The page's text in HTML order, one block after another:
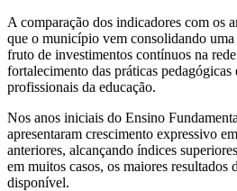
A comparação dos indicadores com os
que o município vem consolidando
fruto de investimentos contínuos na
fortalecimento das práticas
profissionais da educação.
Nos anos iniciais do Ensino
apresentaram crescimento expressivo
anteriores, alcançando índices
em muitos casos, os maiores resultados
disponível.